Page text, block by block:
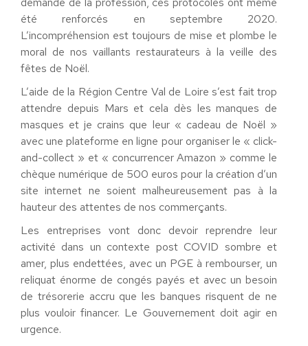
été renforcés en septembre 2020.
L’incompréhension est toujours de mise et plombe le
moral de nos vaillants restaurateurs à la veille des
fêtes de Noël.
L’aide de la Région Centre Val de Loire s’est fait trop
attendre depuis Mars et cela dès les manques de
masques et je crains que leur « cadeau de Noël »
avec une plateforme en ligne pour organiser le « click-
and-collect » et « concurrencer Amazon » comme le
chèque numérique de 500 euros pour la création d’un
site internet ne soient malheureusement pas à la
hauteur des attentes de nos commerçants.
Les entreprises vont donc devoir reprendre leur
activité dans un contexte post COVID sombre et
amer, plus endettées, avec un PGE à rembourser, un
reliquat énorme de congés payés et avec un besoin
de trésorerie accru que les banques risquent de ne
plus vouloir financer. Le Gouvernement doit agir en
urgence.